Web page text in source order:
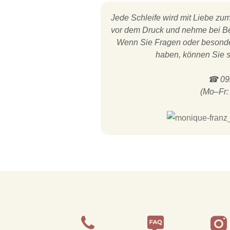
Jede Schleife wird mit Liebe
vor dem Druck und nehme bei
Wenn Sie Fragen oder
haben, können Sie
☎